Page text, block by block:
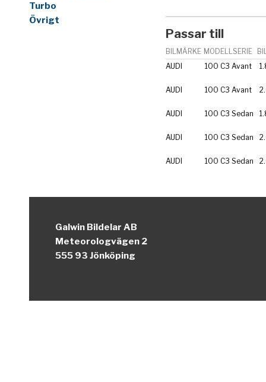
Turbo
Övrigt
Passar till
BILMÄRKE MODELLSERIE
AUDI
100 C3 Avant
AUDI 100 C3 Avant
AUDI 100 C3 Sedan
AUDI 100 C3 Sedan
AUDI 100 C3 Sedan
Galwin Bildelar AB
Meteorologvägen 2
555 93 Jönköping